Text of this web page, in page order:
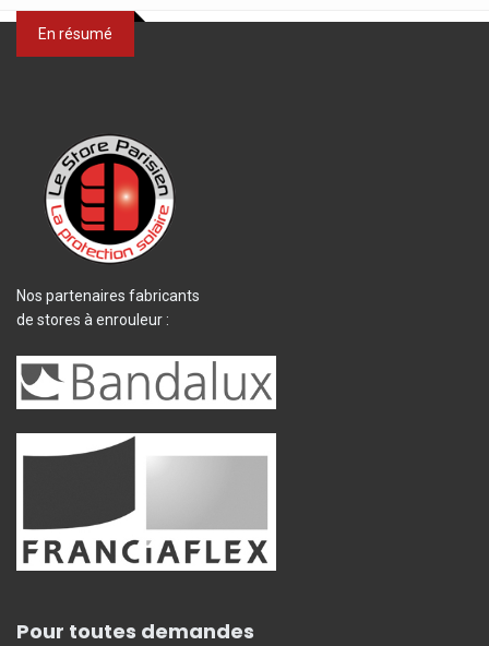
En résumé
Nos partenaires fabricants
de stores à enrouleur :
Pour toutes demandes